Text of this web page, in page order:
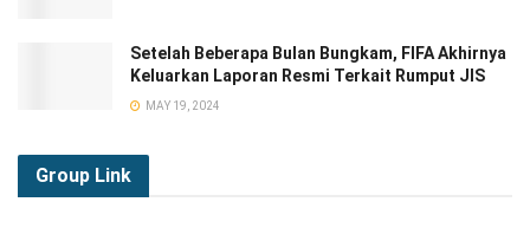
Setelah Beberapa Bulan Bungkam, FIFA Akhirnya
Keluarkan Laporan Resmi Terkait Rumput JIS
MAY 19, 2024
Group Link